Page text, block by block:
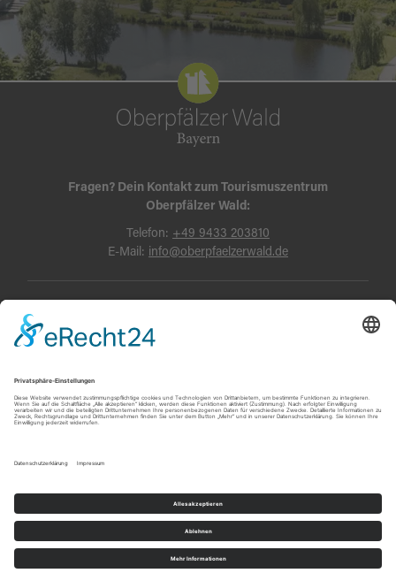
Fragen? Dein Kontakt zum Tourismuszentrum
Oberpfälzer Wald:
Telefon: +49 9433 203810
E-Mail: info@oberpfaelzerwald.de
Datenschutz AGB und Reisebedingungen
© Oberpfälzer Wald 2026